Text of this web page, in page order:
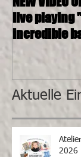
live playing
incredible
Aktuelle
2026